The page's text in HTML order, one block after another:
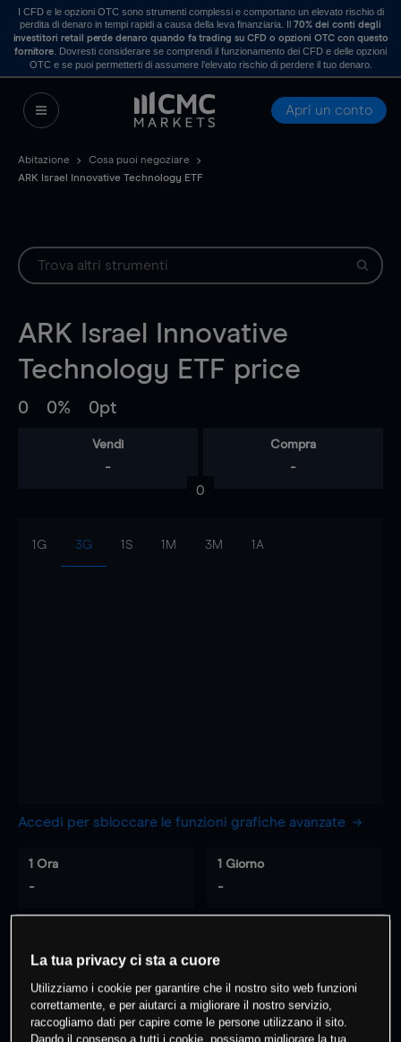
I CFD e le opzioni OTC sono strumenti complessi e comportano un elevato rischio di
perdita di denaro in tempi rapidi a causa della leva finanziaria. Il70% dei conti degli
investitori retail perde denaro quando fa trading su CFD o opzioni OTC con questo
fornitore . Dovresti considerare se comprendi il funzionamento dei CFD e delle opzioni
OTC e se puoi permetterti di assumere l’elevato rischio di perdere il tuo denaro.
Apri un conto
Abitazione
Cosa puoi negoziare
ARK Israel Innovative Technology ETF
ARK Israel Innovative
Technology ETF price
0 0% 0pt
Vendi
-
Compra
-
0
1G 3G 1S 1M 3M 1A
Accedi per sbloccare le funzioni grafiche avanzate
1 Ora
-
1 Giorno
-
- -
La tua privacy ci sta a cuore
Utilizziamo i cookie per garantire che il nostro sito web funzioni
correttamente, e per aiutarci a migliorare il nostro servizio,
raccogliamo dati per capire come le persone utilizzano il sito.
Dando il consenso a tutti i cookie, possiamo migliorare la tua